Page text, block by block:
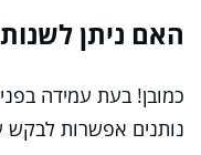
האם ניתן
כמובן! בעת עמידה
נותנים אפשרות לבקש